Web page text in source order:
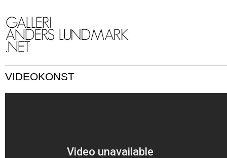
VIDEOKONST